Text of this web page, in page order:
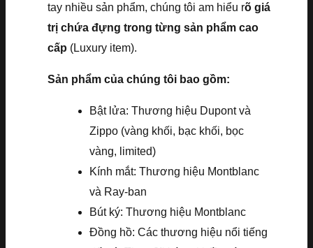
tay nhiều sản phẩm, chúng tôi am hiểu rõ giá
trị chứa đựng trong từng sản phẩm cao
cấp (Luxury item).
Sản phẩm của chúng tôi bao gồm:
Bật lửa: Thương hiệu Dupont và
Zippo (vàng khối, bạc khối, bọc
vàng, limited)
Kính mắt: Thương hiệu Montblanc
và Ray-ban
Bút ký: Thương hiệu Montblanc
Đồng hồ: Các thương hiệu nổi tiếng